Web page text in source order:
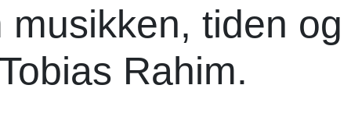
tiden og
Rahim.